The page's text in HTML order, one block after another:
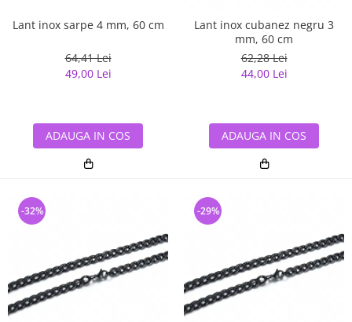
Lant inox sarpe 4 mm, 60 cm
64,41 Lei
49,00 Lei
ADAUGA IN COS
Lant inox cubanez negru 3
mm, 60 cm
62,28 Lei
44,00 Lei
ADAUGA IN COS
-32% -29%